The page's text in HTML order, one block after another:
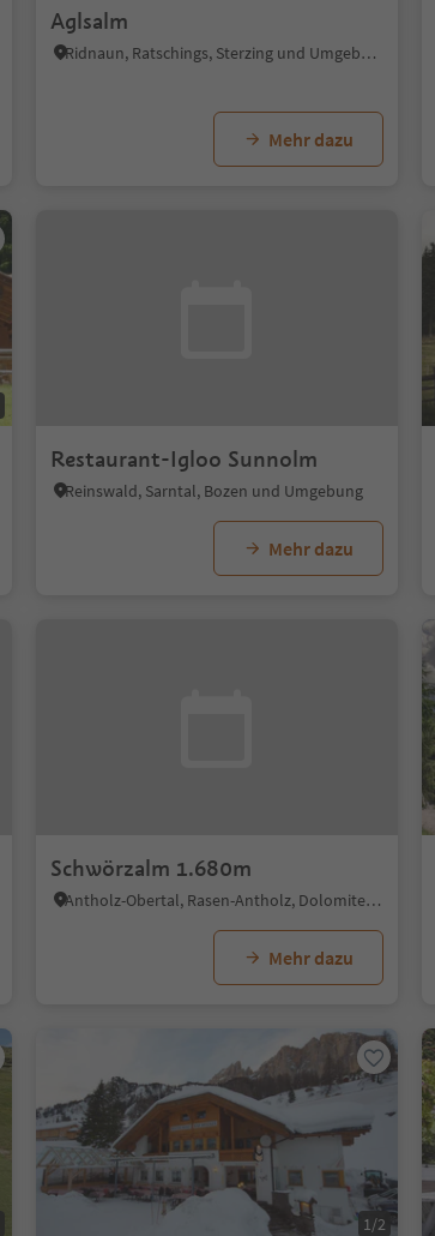
Aglsalm
Ridnaun, Ratschings, Sterzing und Umgebung
Mehr dazu
Restaurant-Igloo Sunnolm
Reinswald, Sarntal, Bozen und Umgebung
Mehr dazu
Schwörzalm 1.680m
Antholz-Obertal, Rasen-Antholz, Dolomitenregion Kronplatz
Mehr dazu
1/2